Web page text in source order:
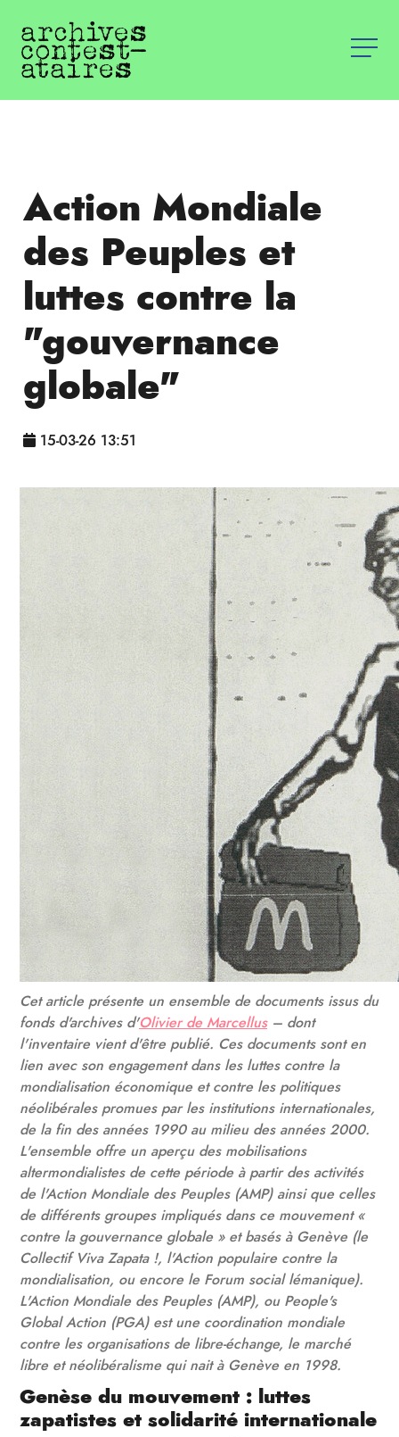
Action Mondiale
des Peuples et
luttes contre la
"gouvernance
globale"
15-03-26 13:51
Cet article présente un ensemble de documents issus du
fonds d'archives d'Olivier de Marcellus– dont
l'inventaire vient d'être publié. Ces documents sont en
lien avec son engagement dans les luttes contre la
mondialisation économique et contre les politiques
néolibérales promues par les institutions internationales,
de la fin des années 1990 au milieu des années 2000.
L'ensemble offre un aperçu des mobilisations
altermondialistes de cette période à partir des activités
de l'Action Mondiale des Peuples (AMP) ainsi que celles
de différents groupes impliqués dans ce mouvement «
contre la gouvernance globale » et basés à Genève (le
Collectif Viva Zapata !, l'Action populaire contre la
mondialisation, ou encore le Forum social lémanique).
L'Action Mondiale des Peuples (AMP), ou People's
Global Action (PGA) est une coordination mondiale
contre les organisations de libre-échange, le marché
libre et néolibéralisme qui nait à Genève en 1998.
Genèse du mouvement : luttes
zapatistes et solidarité internationale